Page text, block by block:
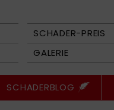
SCHADER-PREIS
GALERIE
SCHADERBLOG